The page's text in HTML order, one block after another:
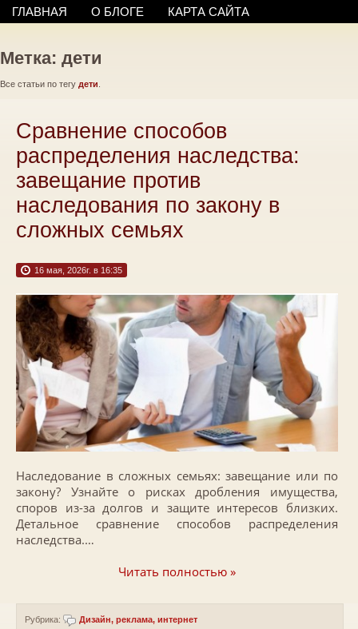
ГЛАВНАЯ О БЛОГЕ КАРТА САЙТА
Метка: дети
Все статьи по тегу дети
Сравнение способов
распределения наследства:
завещание против
наследования по закону в
сложных семьях
16 мая, 2026г. в 16:35
Наследование в сложных семьях: завещание или по
закону? Узнайте о рисках дробления имущества,
споров из-за долгов и защите интересов близких.
Детальное сравнение способов распределения
наследства.…
Читать полностью »
Рубрика:
Дизайн, реклама, интернет